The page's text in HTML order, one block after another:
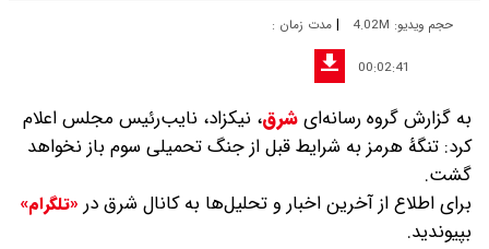
حجم ویدیو: 4.02M | مدت زمان :
00:02:41
به گزارش گروه رسانه‌ایشرق، نیکزاد، نایب‌رئیس مجلس اعلام
کرد: تنگۀ هرمز به شرایط قبل از جنگ تحمیلی سوم باز نخواهد
گشت.
برای اطلاع از آخرین اخبار و تحلیل‌ها به کانال شرق در «تلگرام»
بپیوندید.